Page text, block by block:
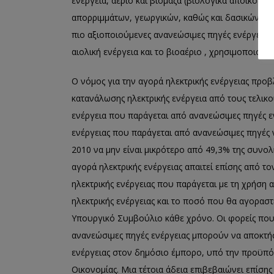
απορριμμάτων, γεωργικών, καθώς και δασικών
πιο αξιοποιούμενες ανανεώσιμες πηγές
αιολική ενέργεια και το βιοαέριο ,
Ο νόμος για την αγορά ηλεκτρικής ενέργειας
κατανάλωσης ηλεκτρικής ενέργεια από τους
ενέργεια που παράγεται από ανανεώσιμες πηγές
ενέργειας που παράγεται από ανανεώσιμες πηγές
2010 να μην είναι μικρότερο από 49,3% της
αγορά ηλεκτρικής ενέργειας απαιτεί επίσης
ηλεκτρικής ενέργειας που παράγεται με τη
ηλεκτρικής ενέργειας και το ποσό που θα
Υπουργικό Συμβούλιο κάθε χρόνο. Οι φορείς
ανανεώσιμες πηγές ενέργειας μπορούν να
ενέργειας στον δημόσιο έμπορο, υπό την
Οικονομίας. Μια τέτοια άδεια επιβεβαιώνει